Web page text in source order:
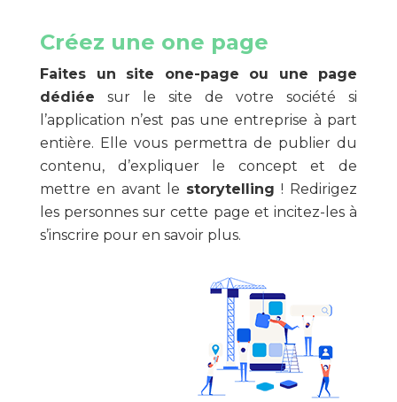
Créez une one page
Faites un site one-page ou une page
dédiée sur le site de votre société si
l’application n’est pas une entreprise à part
entière. Elle vous permettra de publier du
contenu, d’expliquer le concept et de
mettre en avant le storytelling ! Redirigez
les personnes sur cette page et incitez-les à
s’inscrire pour en savoir plus.